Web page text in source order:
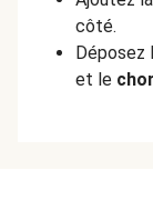
côté.
Déposez
et le